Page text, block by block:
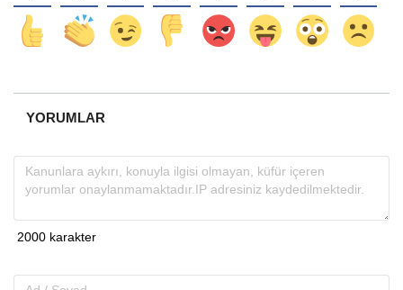
YORUMLAR